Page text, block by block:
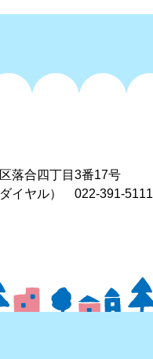
落合四丁目3番17号
ダイヤル） 022-391-5111